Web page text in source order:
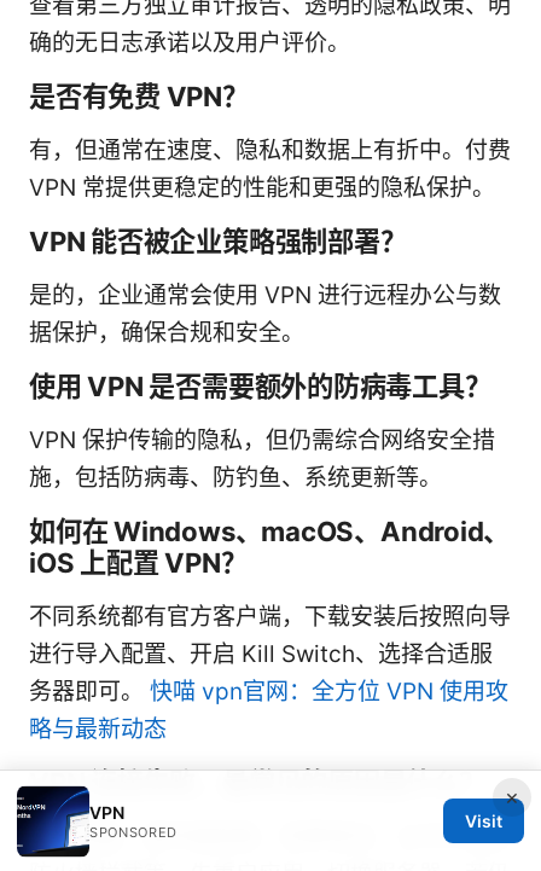
查看第三方独立审计报告、透明的隐私政策、明
确的无日志承诺以及用户评价。
是否有免费 VPN？
有，但通常在速度、隐私和数据上有折中。付费
VPN 常提供更稳定的性能和更强的隐私保护。
VPN 能否被企业策略强制部署？
是的，企业通常会使用 VPN 进行远程办公与数
据保护，确保合规和安全。
使用 VPN 是否需要额外的防病毒工具？
VPN 保护传输的隐私，但仍需综合网络安全措
施，包括防病毒、防钓鱼、系统更新等。
如何在 Windows、macOS、Android、
iOS 上配置 VPN？
不同系统都有官方客户端，下载安装后按照向导
进行导入配置、开启 Kill Switch、选择合适服
务器即可。 快喵 vpn官网：全方位 VPN 使用攻
略与最新动态
VPN 连接失败，最常见的原因是什么？
网络阻塞、服务器超载、配置错误、证书问题或
×
VPN
SPONSORED
Visit